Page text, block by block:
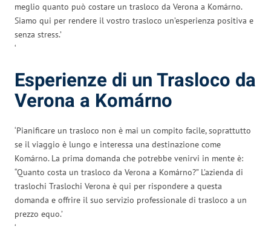
meglio quanto può costare un trasloco da Verona a Komárno.
Siamo qui per rendere il vostro trasloco un’esperienza positiva e
senza stress.’
‘
Esperienze di un Trasloco da
Verona a Komárno
‘Pianificare un trasloco non è mai un compito facile, soprattutto
se il viaggio è lungo e interessa una destinazione come
Komárno. La prima domanda che potrebbe venirvi in mente è:
“Quanto costa un trasloco da Verona a Komárno?” L’azienda di
traslochi Traslochi Verona è qui per rispondere a questa
domanda e offrire il suo servizio professionale di trasloco a un
prezzo equo.’
‘